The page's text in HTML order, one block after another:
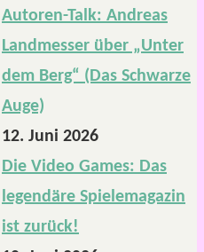
Autoren-Talk: Andreas
Landmesser über „Unter
dem Berg“ (Das Schwarze
Auge)
12. Juni 2026
Die Video Games: Das
legendäre Spielemagazin
ist zurück!